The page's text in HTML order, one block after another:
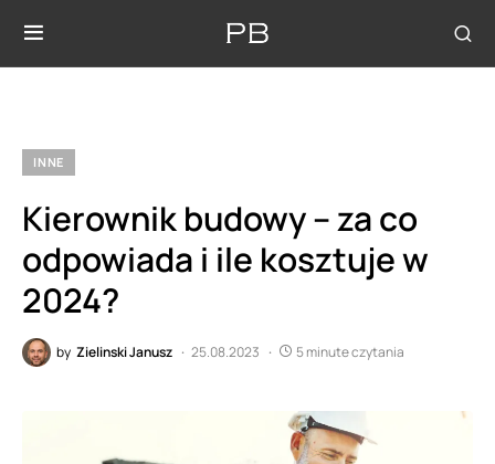
INNE
Kierownik budowy – za co
odpowiada i ile kosztuje w
2024?
by Zielinski Janusz 25.08.2023 5 minute czytania